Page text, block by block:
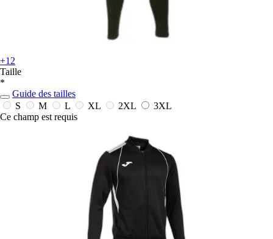
+12
Taille
*
Guide des tailles
S
M L XL 2XL
3XL
Ce champ est requis